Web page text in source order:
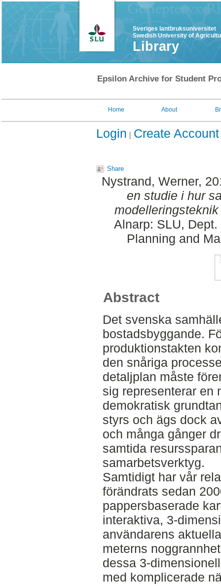
Sveriges lantbruksuniversitet
Swedish University of
Library
Epsilon Archive for Student
Home About
Login Create Account
Share
Nystrand, Werner,
en studie i hur
Alnarp: SLU,
Planning and
Abstract
Det svenska
bostadsbyggande.
produktionstakten
den snåriga
detaljplan måste
sig representerar en
demokratisk
styrs och ägs dock
och många gånger
samtida
samarbetsverktyg.
Samtidigt har vår
förändrats sedan
pappersbaserade
interaktiva, 3-
användarens
meterns
dessa 3-
med komplicerade